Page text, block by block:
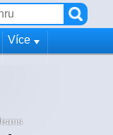
Více